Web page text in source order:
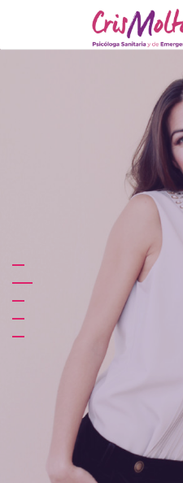
¿Sientes
puedes
vez la
demasiado?
Reconocer que
y que no
adelante solos
hacia la
recuperación.
aquí para
Contacta conmigo